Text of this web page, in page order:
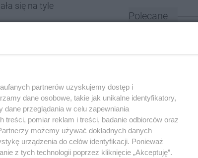
się na tyle
rozmowę z
czasu za
z osobą podającą
o możliwości
środków - mówimł.
Polecane
partnerów uzyskujemy dostęp i
dane osobowe, takie jak unikalne identyfikatory,
dane przeglądania w celu zapewniania
pomiar reklam i treści, badanie odbiorców oraz
możemy używać dokładnych danych
urządzenia do celów identyfikacji. Ponieważ
z tych technologii poprzez kliknięcie „Akceptuję”.